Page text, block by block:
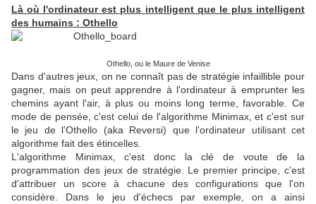
Là où l'ordinateur est plus intelligent que le plus intelligent
des humains : Othello
Othello, ou le Maure de Venise
Dans d'autres jeux, on ne connaît pas de stratégie infaillible pour
gagner, mais on peut apprendre à l'ordinateur à emprunter les
chemins ayant l'air, à plus ou moins long terme, favorable. Ce
mode de pensée, c'est celui de l'algorithme Minimax, et c'est sur
le jeu de l'Othello (aka Reversi) que l'ordinateur utilisant cet
algorithme fait des étincelles.
L'algorithme Minimax, c'est donc la clé de voute de la
programmation des jeux de stratégie. Le premier principe, c'est
d'attribuer un score à chacune des configurations que l'on
considère. Dans le jeu d'échecs par exemple, on a ainsi